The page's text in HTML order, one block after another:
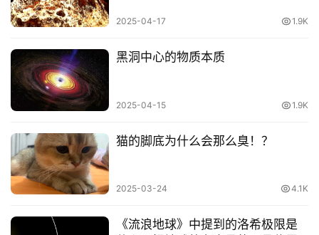
首
页
宇
宙
物
科
技
2025-04-17 1.9K
黑洞中心的物质本质
2025-04-15 1.9K
猫的脚底为什么会那么臭！？
2025-03-24 4.1K
《流浪地球》中提到的洛希极限是